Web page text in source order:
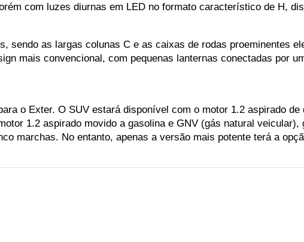
com luzes diurnas em LED no formato característico de H,
sendo as largas colunas C e as caixas de rodas proeminentes
mais convencional, com pequenas lanternas conectadas por
o Exter. O SUV estará disponível com o motor 1.2 aspirado
1.2 aspirado movido a gasolina e GNV (gás natural
marchas. No entanto, apenas a versão mais potente terá a